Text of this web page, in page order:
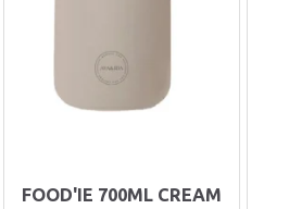
FOOD'IE 700ML CREAM